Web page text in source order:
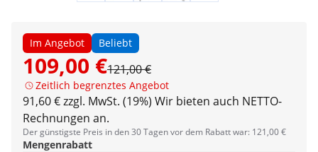
Im Angebot Beliebt
109,00 €121,00 €
Zeitlich begrenztes Angebot
91,60 € zzgl. MwSt. (19%) Wir bieten auch NETTO-
Rechnungen an.
Der günstigste Preis in den 30 Tagen vor dem Rabatt war: 121,00 €
Mengenrabatt